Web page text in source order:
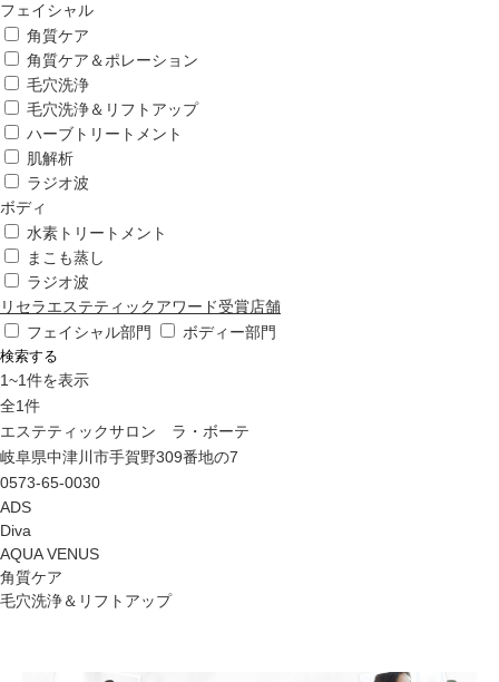
フェイシャル
角質ケア
角質ケア＆ポレーション
毛穴洗浄
毛穴洗浄＆リフトアップ
ハーブトリートメント
肌解析
ラジオ波
ボディ
水素トリートメント
まこも蒸し
ラジオ波
リセラエステティックアワード受賞店舗
フェイシャル部門
ボディー部門
検索する
1~1件を表示
全1件
エステティックサロン ラ・ボーテ
岐阜県中津川市手賀野309番地の7
0573-65-0030
ADS
Diva
AQUA VENUS
角質ケア
毛穴洗浄＆リフトアップ